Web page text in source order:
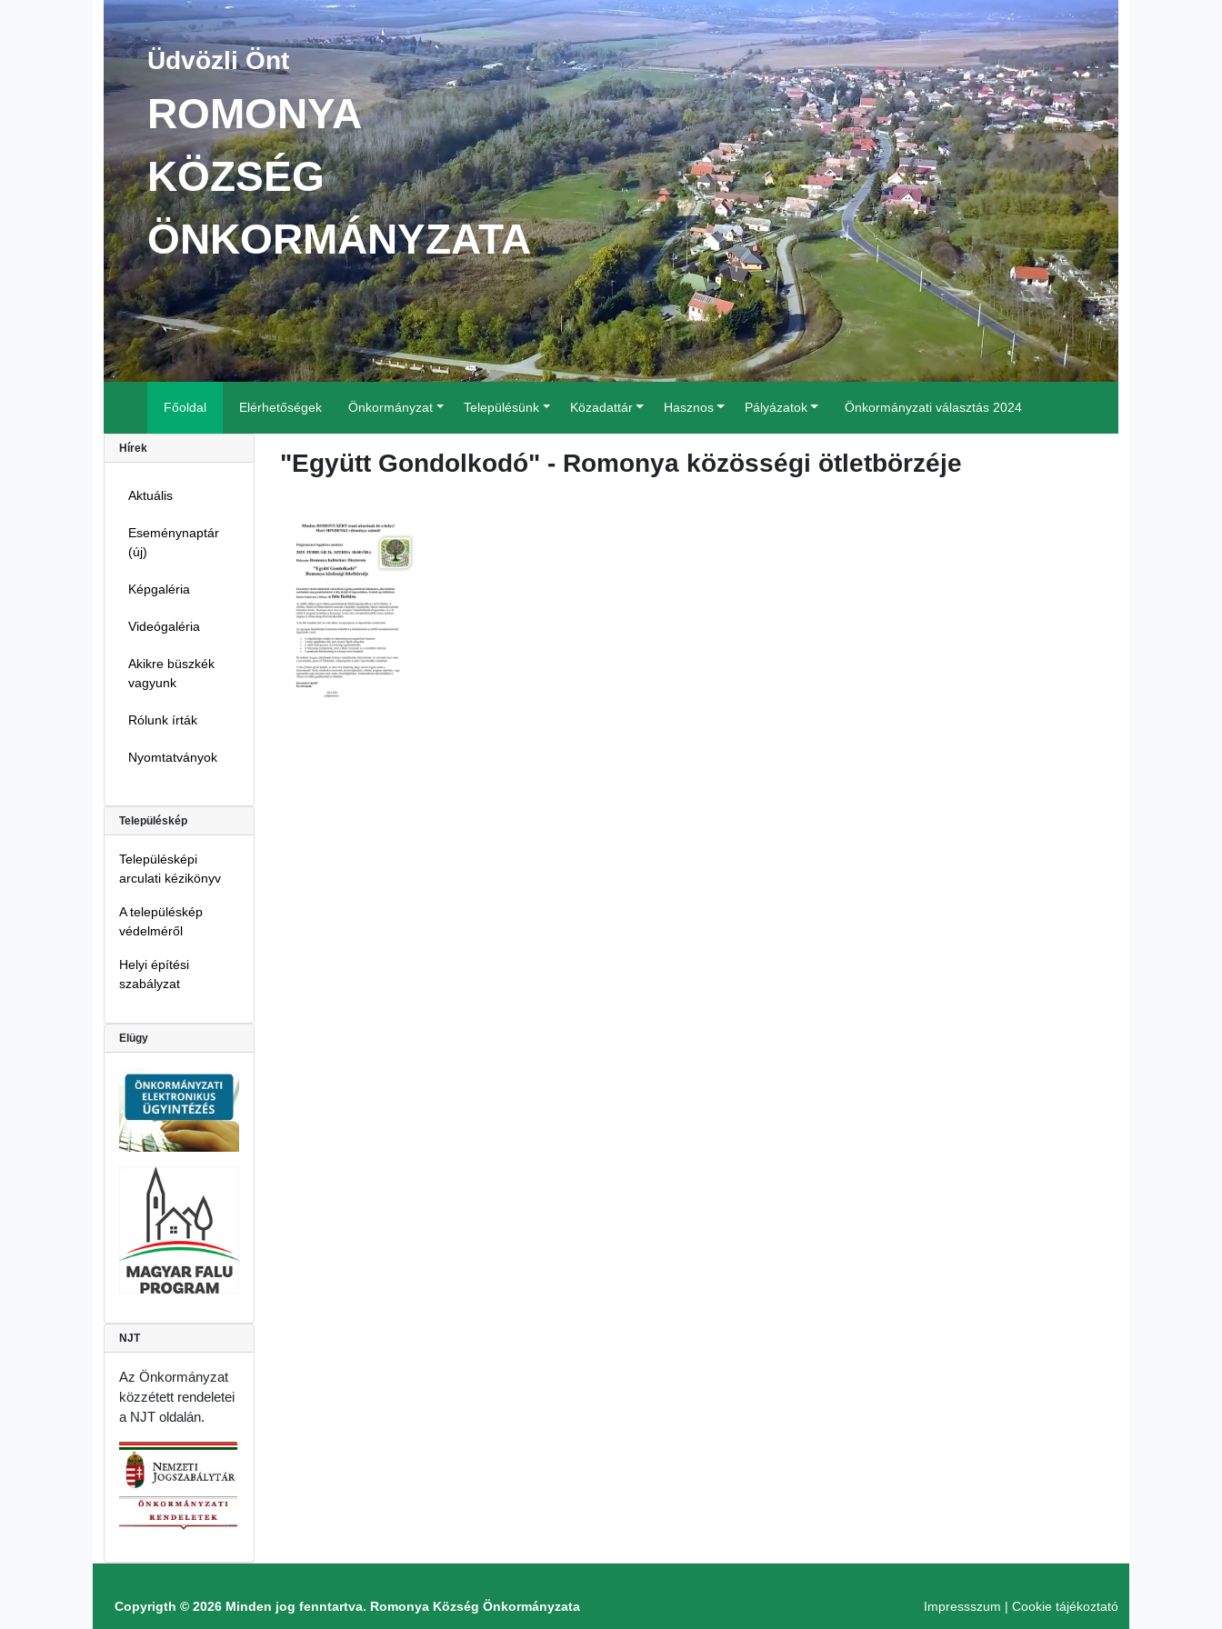
Üdvözli Önt
ROMONYA
KÖZSÉG
ÖNKORMÁNYZATA
Főoldal Elérhetőségek Önkormányzat Településünk Közadattár Hasznos Pályázatok Önkormányzati választás 2024
Hírek
Aktuális
Eseménynaptár
(új)
Képgaléria
Videógaléria
Akikre büszkék
vagyunk
Rólunk írták
Nyomtatványok
Településkép
Településképi
arculati kézikönyv
A településkép
védelméről
Helyi építési
szabályzat
Elügy
NJT
Az Önkormányzat
közzétett rendeletei
a NJT oldalán.
"Együtt Gondolkodó" - Romonya közösségi ötletbörzéje
Copyrigth © 2026 Minden jog fenntartva. Romonya Község Önkormányzata Impressszum | Cookie tájékoztató